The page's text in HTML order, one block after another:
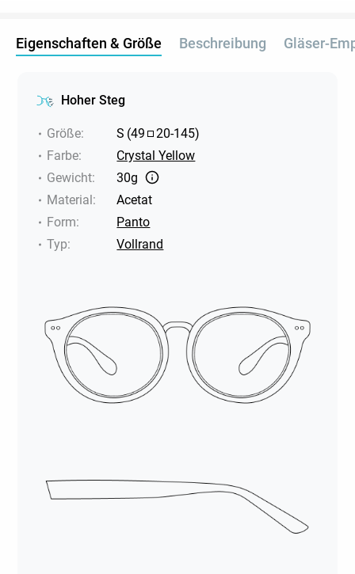
Eigenschaften & Größe Beschreibung Gläser-
Hoher Steg
Größe: S (49 20-145)
Farbe:
Crystal Yellow
Gewicht:
30g
Material:
Acetat
Form:
Panto
Typ: Vollrand